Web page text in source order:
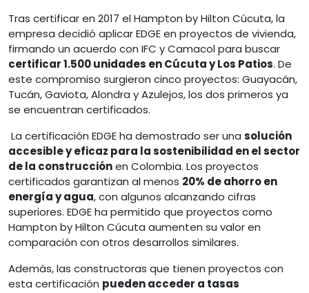
Tras certificar en 2017 el Hampton by Hilton Cúcuta, la
empresa decidió aplicar EDGE en proyectos de vivienda,
firmando un acuerdo con IFC y Camacol para buscar
certificar 1.500 unidades en Cúcuta y Los Patios. De
este compromiso surgieron cinco proyectos: Guayacán,
Tucán, Gaviota, Alondra y Azulejos, los dos primeros ya
se encuentran certificados.
La certificación EDGE ha demostrado ser una solución
accesible y eficaz para la sostenibilidad en el sector
de la construcciónen Colombia. Los proyectos
certificados garantizan al menos 20% de ahorro en
energía y agua, con algunos alcanzando cifras
superiores. EDGE ha permitido que proyectos como
Hampton by Hilton Cúcuta aumenten su valor en
comparación con otros desarrollos similares.
Además, las constructoras que tienen proyectos con
esta certificación pueden acceder a tasas